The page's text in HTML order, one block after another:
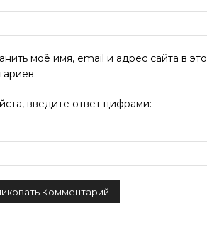
моё имя, email и адрес сайта в
введите ответ цифрами: